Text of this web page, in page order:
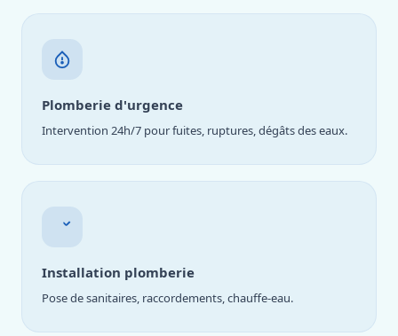
Plomberie d'urgence
Intervention 24h/7 pour fuites, ruptures, dégâts des eaux.
Installation plomberie
Pose de sanitaires, raccordements, chauffe-eau.